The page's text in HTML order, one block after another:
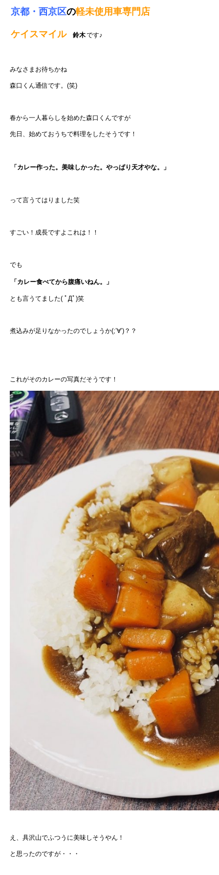
京都・西京区の軽未使用車専門店
ケイスマイル鈴木です♪
みなさまお待ちかね
森口くん通信です。(笑)
春から一人暮らしを始めた森口くんですが
先日、始めておうちで料理をしたそうです！
「カレー作った。美味しかった。やっぱり天才やな。」
って言うてはりました笑
すごい！成長ですよこれは！！
でも
「カレー食べてから腹痛いねん。」
とも言うてました( ﾟДﾟ)笑
煮込みが足りなかったのでしょうか(;’∀’)？？
これがそのカレーの写真だそうです！
え、具沢山でふつうに美味しそうやん！
と思ったのですが・・・